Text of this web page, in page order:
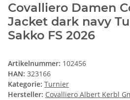
Covalliero Damen
Jacket dark navy
Sakko FS 2026
Artikelnummer: 102456
HAN: 323166
Kategorie: Turnier
Hersteller: Covalliero Albert Kerbl